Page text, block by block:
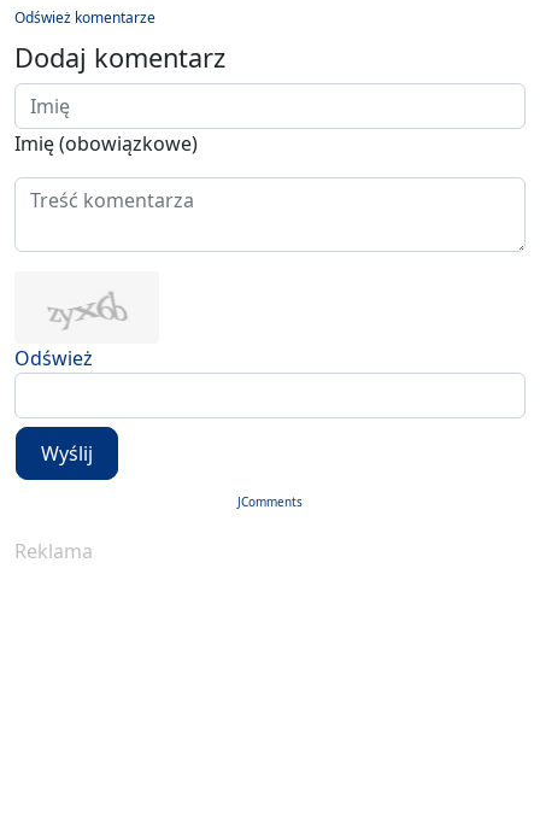
Odśwież komentarze
Dodaj komentarz
Imię (obowiązkowe)
Odśwież
Wyślij
JComments
Reklama